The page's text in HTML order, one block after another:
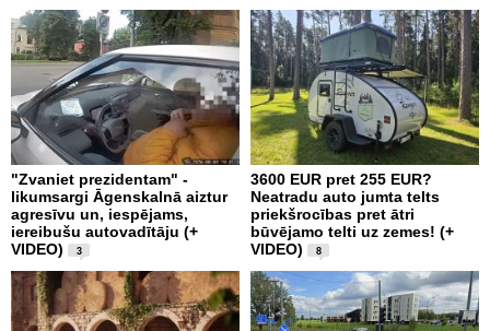
"Zvaniet prezidentam" -
likumsargi Āgenskalnā aiztur
agresīvu un, iespējams,
iereibušu autovadītāju (+
VIDEO)
3
3600 EUR pret 255 EUR?
Neatradu auto jumta telts
priekšrocības pret ātri
būvējamo telti uz zemes! (+
VIDEO)
8